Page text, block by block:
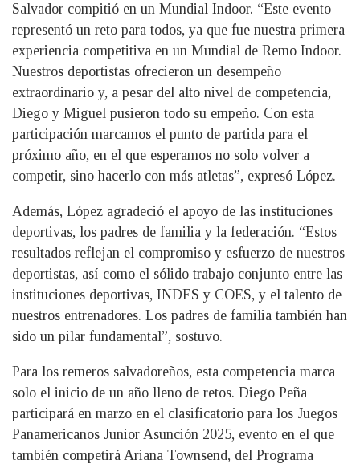
Salvador compitió en un Mundial Indoor. “Este evento
representó un reto para todos, ya que fue nuestra primera
experiencia competitiva en un Mundial de Remo Indoor.
Nuestros deportistas ofrecieron un desempeño
extraordinario y, a pesar del alto nivel de competencia,
Diego y Miguel pusieron todo su empeño. Con esta
participación marcamos el punto de partida para el
próximo año, en el que esperamos no solo volver a
competir, sino hacerlo con más atletas”, expresó López.
Además, López agradeció el apoyo de las instituciones
deportivas, los padres de familia y la federación. “Estos
resultados reflejan el compromiso y esfuerzo de nuestros
deportistas, así como el sólido trabajo conjunto entre las
instituciones deportivas, INDES y COES, y el talento de
nuestros entrenadores. Los padres de familia también han
sido un pilar fundamental”, sostuvo.
Para los remeros salvadoreños, esta competencia marca
solo el inicio de un año lleno de retos. Diego Peña
participará en marzo en el clasificatorio para los Juegos
Panamericanos Junior Asunción 2025, evento en el que
también competirá Ariana Townsend, del Programa